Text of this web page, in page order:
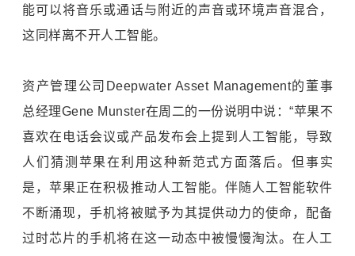
能可以将音乐或通话与附近的声音或环境声音混合，
这同样离不开人工智能。
资产管理公司Deepwater Asset Management的董事
总经理Gene Munster在周二的一份说明中说：“苹果不
喜欢在电话会议或产品发布会上提到人工智能，导致
人们猜测苹果在利用这种新范式方面落后。但事实
是，苹果正在积极推动人工智能。伴随人工智能软件
不断涌现，手机将被赋予为其提供动力的使命，配备
过时芯片的手机将在这一动态中被慢慢淘汰。在人工